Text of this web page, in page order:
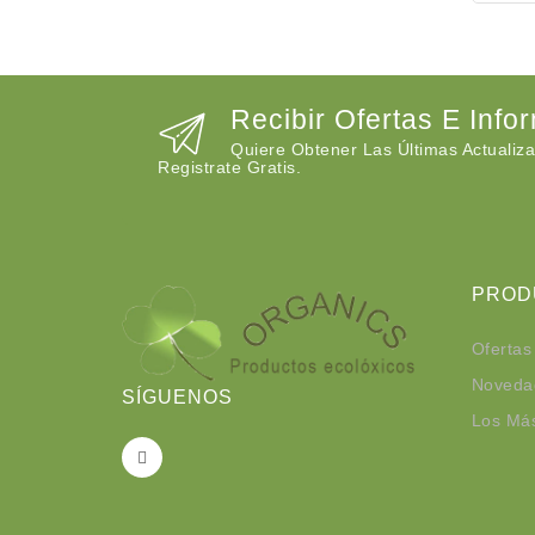
Recibir Ofertas E
Quiere Obtener Las Últimas
Registrate Gratis.
SÍGUENOS
Ofertas
Los